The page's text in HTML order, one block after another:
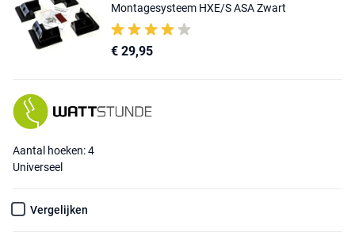
Montagesysteem HXE/S ASA Zwart
€ 29,95
Aantal hoeken: 4
Universeel
Vergelijken